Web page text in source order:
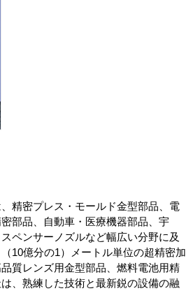
精密プレス・モールド金型部品、電
部品、自動車・医療機器部品、宇
ペンサーノズルなど幅広い分野に及
10億分の1）メートル単位の超精密加
質レンズ用金型部品、燃料電池用精
、熟練した技術と最新鋭の設備の融